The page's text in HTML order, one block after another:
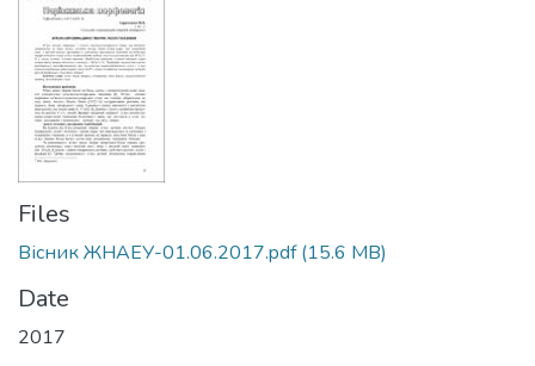
Files
Вісник ЖНАЕУ-01.06.2017.pdf(15.6 MB)
Date
2017